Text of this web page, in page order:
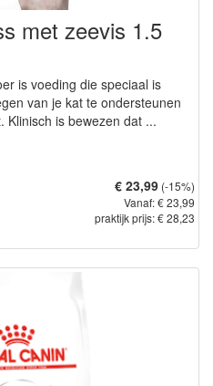
met zeevis 1.5
is voeding die speciaal is
van je kat te ondersteunen
Klinisch is bewezen dat ...
€ 23,99 (-15%)
Vanaf: € 23,99
praktijk prijs: € 28,23